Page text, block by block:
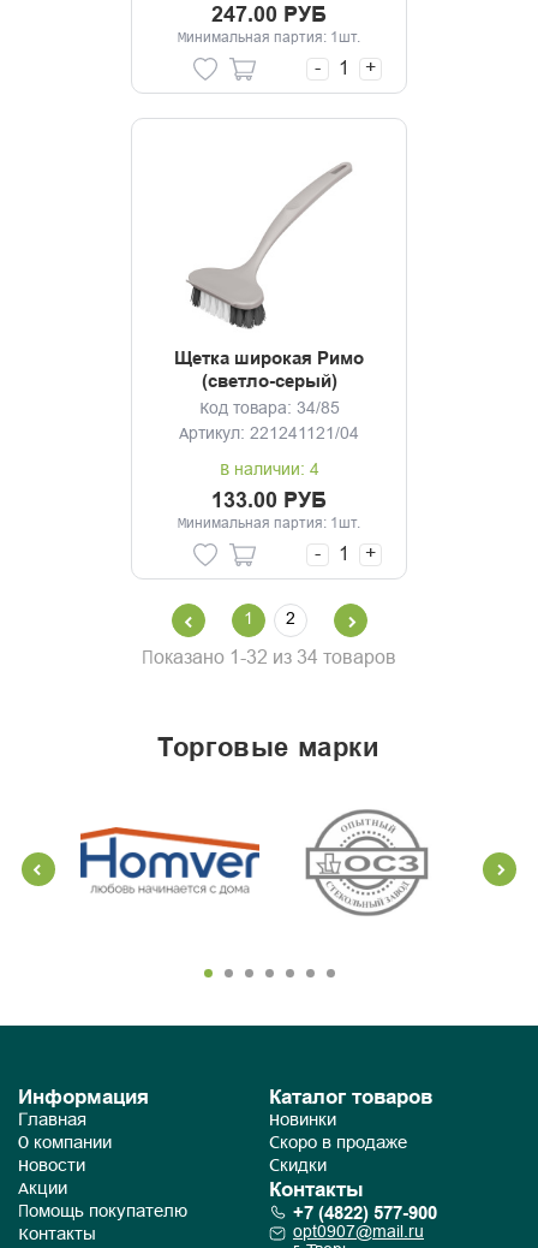
247.00 РУБ
Минимальная партия: 1шт.
- +
Щетка широкая Римо
(светло-серый)
Код товара: 34/85
Артикул: 221241121/04
В наличии: 4
133.00 РУБ
Минимальная партия: 1шт.
- +
1 2
Показано 1-32 из 34 товаров
торговые марки
Информация
Главная
О компании
Новости
Акции
Помощь покупателю
Контакты
Каталог товаров
Новинки
Скоро в продаже
Скидки
Контакты
+7 (4822) 577-900
opt0907@mail.ru